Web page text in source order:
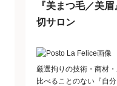
『美まつ毛／美
切サロン
厳選拘りの技術・商材
比べることのない『自